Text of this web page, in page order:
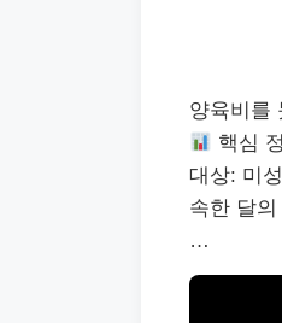
양육비를
핵심
대상: 미
속한 달
…